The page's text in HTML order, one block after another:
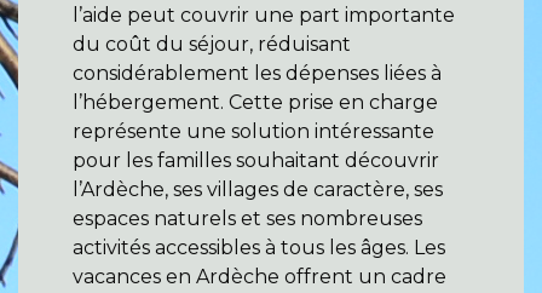
l’aide peut couvrir une part importante
du coût du séjour, réduisant
considérablement les dépenses liées à
l’hébergement. Cette prise en charge
représente une solution intéressante
pour les familles souhaitant découvrir
l’Ardèche, ses villages de caractère, ses
espaces naturels et ses nombreuses
activités accessibles à tous les âges. Les
vacances en Ardèche offrent un cadre